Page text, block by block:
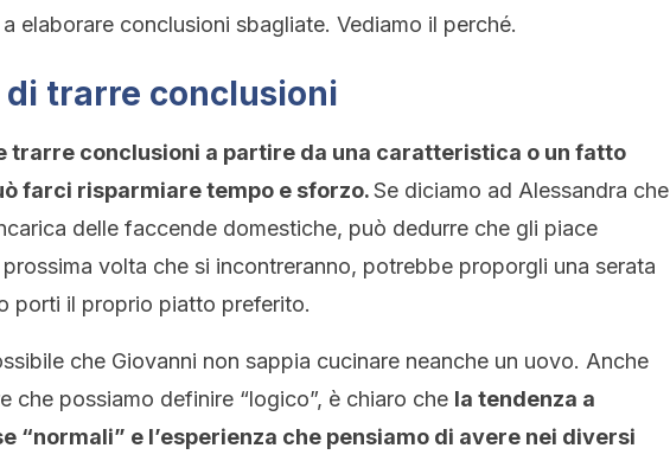
elaborare conclusioni sbagliate. Vediamo il perché.
di trarre conclusioni
trarre conclusioni a partire da una caratteristica o un fatto
farci risparmiare tempo e sforzo.Se diciamo ad Alessandra che
delle faccende domestiche, può dedurre che gli piace
volta che si incontreranno, potrebbe proporgli una serata
porti il proprio piatto preferito.
che Giovanni non sappia cucinare neanche un uovo. Anche
che possiamo definire “logico”, è chiaro che la tendenza a
“normali” e l’esperienza che pensiamo di avere nei diversi